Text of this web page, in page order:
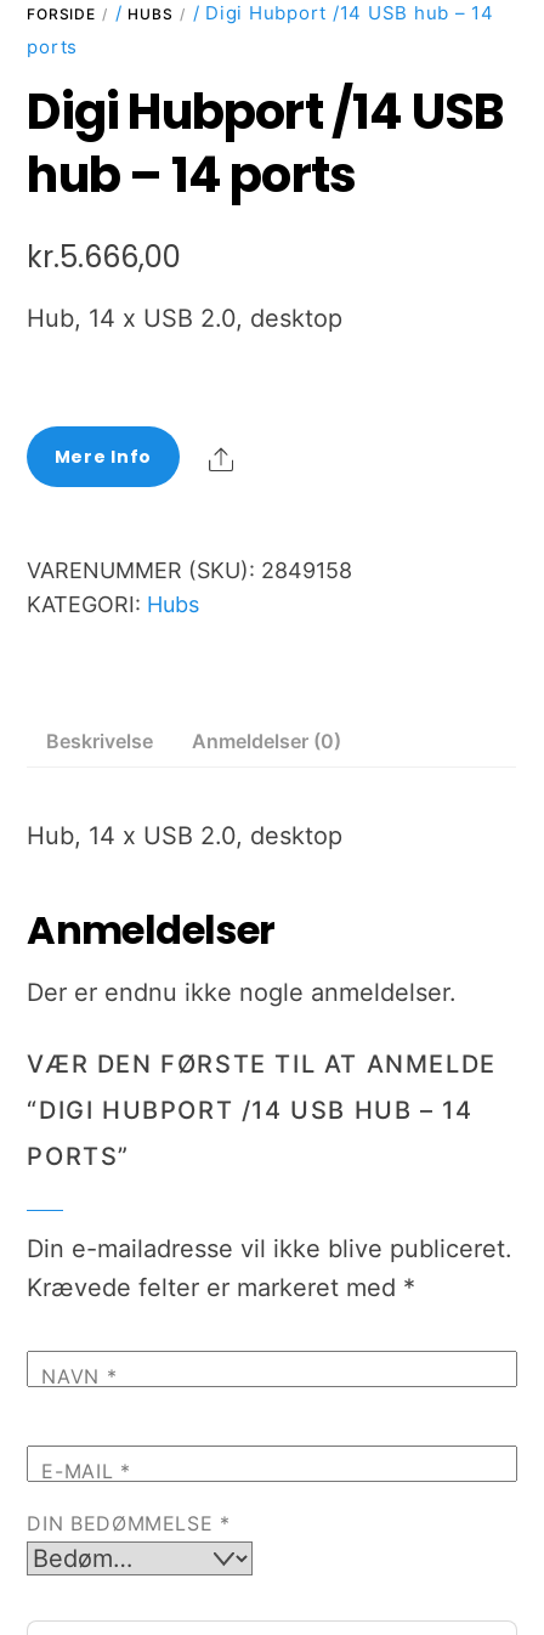
FORSIDE / HUBS
/ Digi Hubport /14 USB hub – 14
ports
Digi Hubport /14 USB
hub – 14 ports
kr.5.666,00
Hub, 14 x USB 2.0, desktop
Mere Info Share
VARENUMMER (SKU): 2849158
KATEGORI: Hubs
Beskrivelse Anmeldelser (0)
Hub, 14 x USB 2.0, desktop
Anmeldelser
Der er endnu ikke nogle anmeldelser.
VÆR DEN FØRSTE TIL AT ANMELDE
“DIGI HUBPORT /14 USB HUB – 14
PORTS”
Din e-mailadresse vil ikke blive publiceret.
Krævede felter er markeret med *
NAVN *
E-MAIL *
DIN BEDØMMELSE *